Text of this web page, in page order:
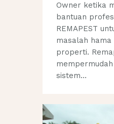
Owner ketika
bantuan
REMAPEST
masalah hama
properti.
sistem…